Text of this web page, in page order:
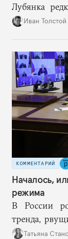
Лубянка
больно
Иван Толстой
КОММЕНТАРИЙ
Началось,
режима
В России
тренда,
путинская
Татьяна